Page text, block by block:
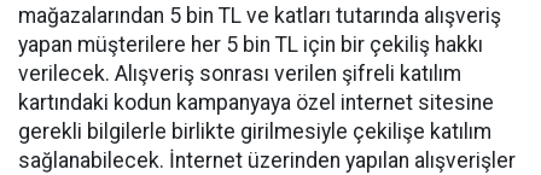
mağazalarından 5 bin TL ve katları tutarında alışveriş
yapan müşterilere her 5 bin TL için bir çekiliş hakkı
verilecek. Alışveriş sonrası verilen şifreli katılım
kartındaki kodun kampanyaya özel internet sitesine
gerekli bilgilerle birlikte girilmesiyle çekilişe katılım
sağlanabilecek. İnternet üzerinden yapılan alışverişler